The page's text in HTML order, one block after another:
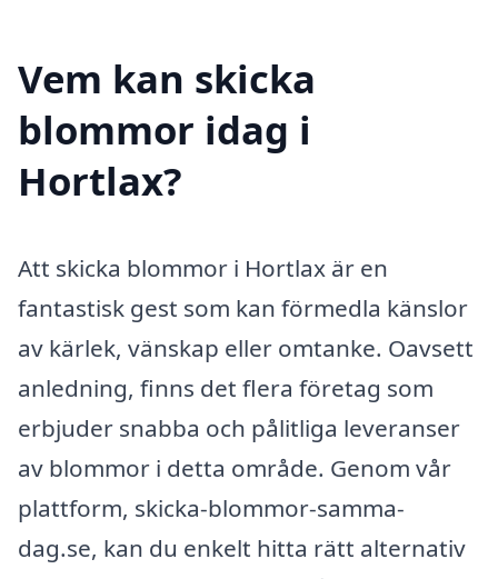
Vem kan skicka
blommor idag i
Hortlax?
Att skicka blommor i Hortlax är en
fantastisk gest som kan förmedla känslor
av kärlek, vänskap eller omtanke. Oavsett
anledning, finns det flera företag som
erbjuder snabba och pålitliga leveranser
av blommor i detta område. Genom vår
plattform, skicka-blommor-samma-
dag.se, kan du enkelt hitta rätt alternativ